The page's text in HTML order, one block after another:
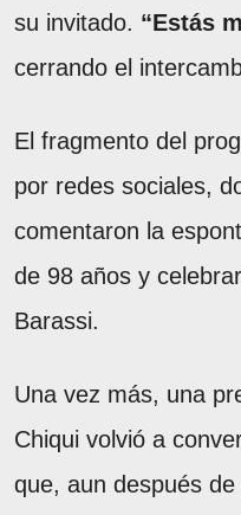
su invitado. “Estás
cerrando el
El fragmento del
por redes sociales,
comentaron la
de 98 años y
Barassi.
Una vez más, una
Chiqui volvió a
que, aun después